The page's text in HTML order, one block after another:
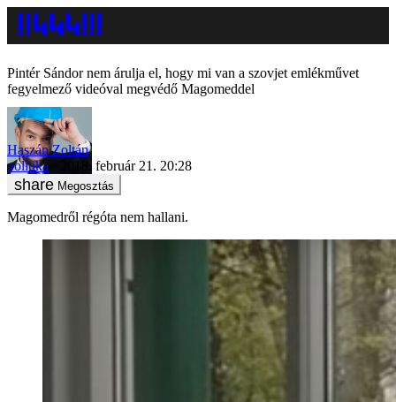
Pintér Sándor nem árulja el, hogy mi van a szovjet emlékművet
fegyelmező videóval megvédő Magomeddel
Haszán Zoltán
politika
2018. február 21. 20:28
Megosztás
Magomedről régóta nem hallani.